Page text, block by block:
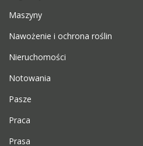
Maszyny
Nawożenie i ochrona roślin
Nieruchomości
Notowania
Pasze
Praca
Prasa